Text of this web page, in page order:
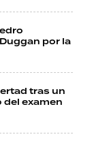
por la
tras un
examen